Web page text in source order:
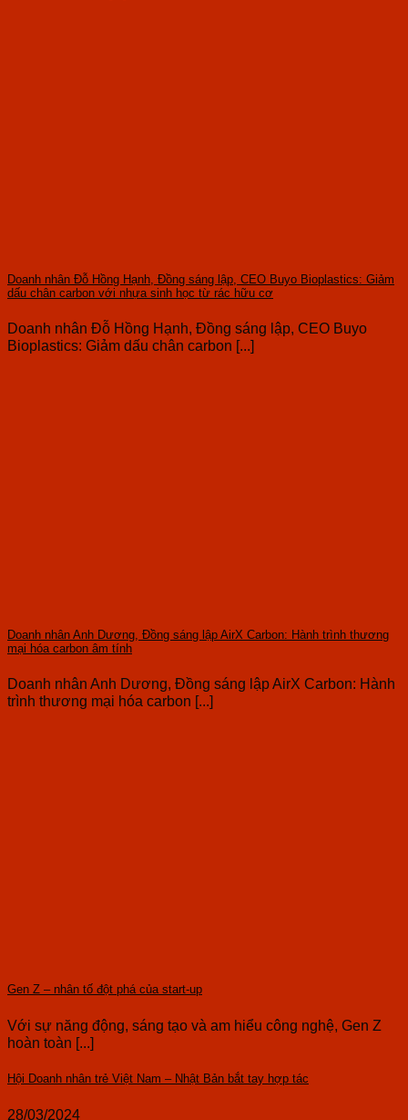
Doanh nhân Đỗ Hồng Hạnh, Đồng sáng lập, CEO Buyo Bioplastics: Giảm
dấu chân carbon với nhựa sinh học từ rác hữu cơ
Doanh nhân Đỗ Hồng Hạnh, Đồng sáng lập, CEO Buyo
Bioplastics: Giảm dấu chân carbon [...]
Doanh nhân Anh Dương, Đồng sáng lập AirX Carbon: Hành trình thương
mại hóa carbon âm tính
Doanh nhân Anh Dương, Đồng sáng lập AirX Carbon: Hành
trình thương mại hóa carbon [...]
Gen Z – nhân tố đột phá của start-up
Với sự năng động, sáng tạo và am hiểu công nghệ, Gen Z
hoàn toàn [...]
Hội Doanh nhân trẻ Việt Nam – Nhật Bản bắt tay hợp tác
28/03/2024